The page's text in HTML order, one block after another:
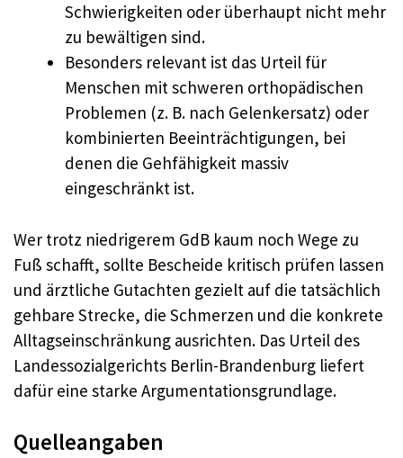
Schwierigkeiten oder überhaupt nicht mehr
zu bewältigen sind.
Besonders relevant ist das Urteil für
Menschen mit schweren orthopädischen
Problemen (z. B. nach Gelenkersatz) oder
kombinierten Beeinträchtigungen, bei
denen die Gehfähigkeit massiv
eingeschränkt ist.
Wer trotz niedrigerem GdB kaum noch Wege zu
Fuß schafft, sollte Bescheide kritisch prüfen lassen
und ärztliche Gutachten gezielt auf die tatsächlich
gehbare Strecke, die Schmerzen und die konkrete
Alltagseinschränkung ausrichten. Das Urteil des
Landessozialgerichts Berlin-Brandenburg liefert
dafür eine starke Argumentationsgrundlage.
Quelleangaben